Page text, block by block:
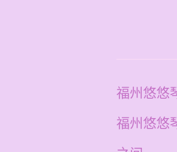
福州悠悠
福州悠悠